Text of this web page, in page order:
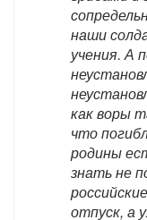
наши
учения. А
как воры
что
родины
знать не
отпуск, а